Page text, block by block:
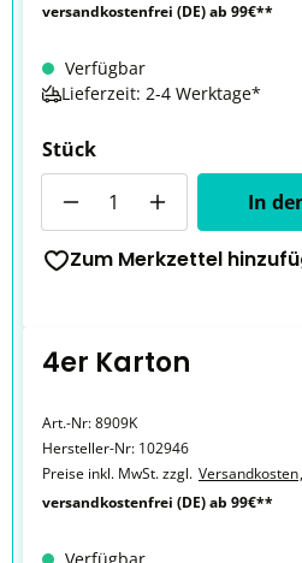
versandkostenfrei (DE) ab 99€**
Verfügbar
Lieferzeit: 2-4 Werktage*
Stück
In
Zum Merkzettel
4er Karton
Art.-Nr:8909K
Hersteller-Nr: 102946
Preise inkl. MwSt. zzgl. Versandkosten,
versandkostenfrei (DE) ab 99€**